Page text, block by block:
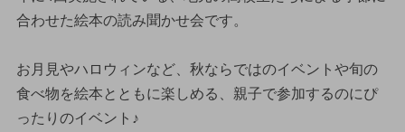
合わせた絵本の読み聞かせ会です。
お月見やハロウィンなど、秋ならではのイベントや旬の
食べ物を絵本とともに楽しめる、親子で参加するのにぴ
ったりのイベント♪